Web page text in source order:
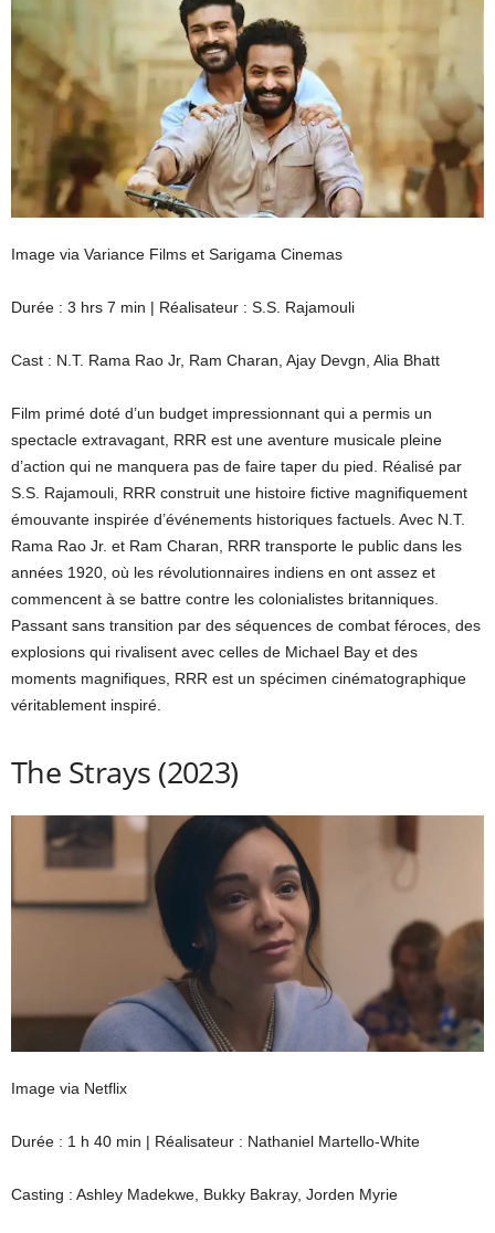
Image via Variance Films et Sarigama Cinemas
Durée : 3 hrs 7 min | Réalisateur : S.S. Rajamouli
Cast : N.T. Rama Rao Jr, Ram Charan, Ajay Devgn, Alia Bhatt
Film primé doté d’un budget impressionnant qui a permis un
spectacle extravagant, RRR est une aventure musicale pleine
d’action qui ne manquera pas de faire taper du pied. Réalisé par
S.S. Rajamouli, RRR construit une histoire fictive magnifiquement
émouvante inspirée d’événements historiques factuels. Avec N.T.
Rama Rao Jr. et Ram Charan, RRR transporte le public dans les
années 1920, où les révolutionnaires indiens en ont assez et
commencent à se battre contre les colonialistes britanniques.
Passant sans transition par des séquences de combat féroces, des
explosions qui rivalisent avec celles de Michael Bay et des
moments magnifiques, RRR est un spécimen cinématographique
véritablement inspiré.
The Strays (2023)
Image via Netflix
Durée : 1 h 40 min | Réalisateur : Nathaniel Martello-White
Casting : Ashley Madekwe, Bukky Bakray, Jorden Myrie